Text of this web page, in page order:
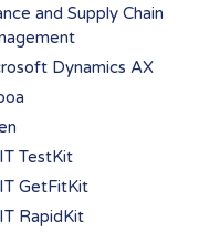
and Supply Chain
Dynamics AX
TestKit
GetFitKit
RapidKit